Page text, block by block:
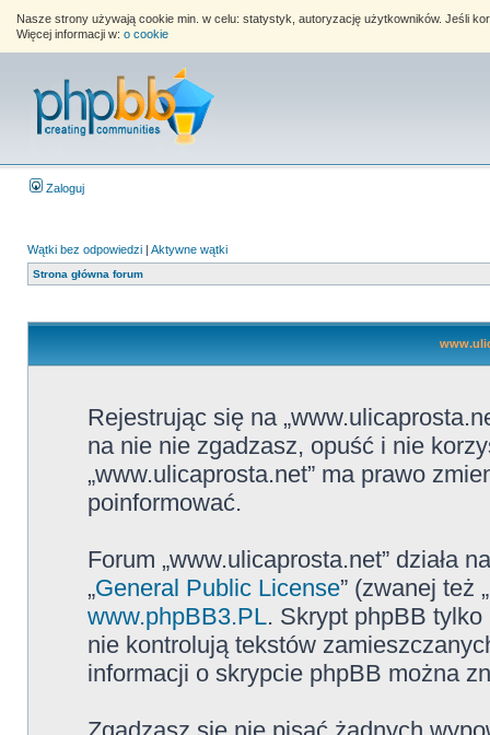
Nasze strony używają cookie min. w celu: statystyk, autoryzację użytkowników. Jeśli
Więcej informacji w: o cookie
Zaloguj
Wątki bez odpowiedzi | Aktywne wątki
Strona główna forum
Rejestrując się na
na nie nie zgadzasz, opuść i nie
„www.ulicaprosta.net” ma prawo
poinformować.
Forum „www.ulicaprosta.net” działa
„General Public License” (zwanej też
www.phpBB3.PL. Skrypt phpBB tylko
nie kontrolują tekstów
informacji o skrypcie phpBB można